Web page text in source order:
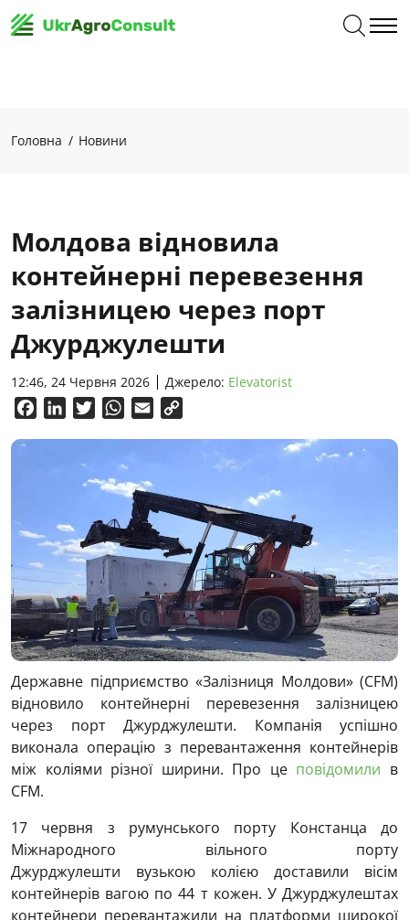
Головна Новини
Молдова відновила
контейнерні перевезення
залізницею через порт
Джурджулешти
12:46, 24 Червня 2026 Джерело: Elevatorist
FacebookLinkedInTwitterWhatsApp
Email
Державне підприємство «Залізниця Молдови» (CFM)
відновило контейнерні перевезення залізницею
через порт Джурджулешти. Компанія успішно
виконала операцію з перевантаження контейнерів
між коліями різної ширини. Про це повідомили в
CFM.
17 червня з румунського порту Констанца до
Міжнародного вільного порту
Джурджулешти вузькою колією доставили вісім
контейнерів вагою по 44 т кожен. У Джурджулештах
контейнери перевантажили на платформи широкої